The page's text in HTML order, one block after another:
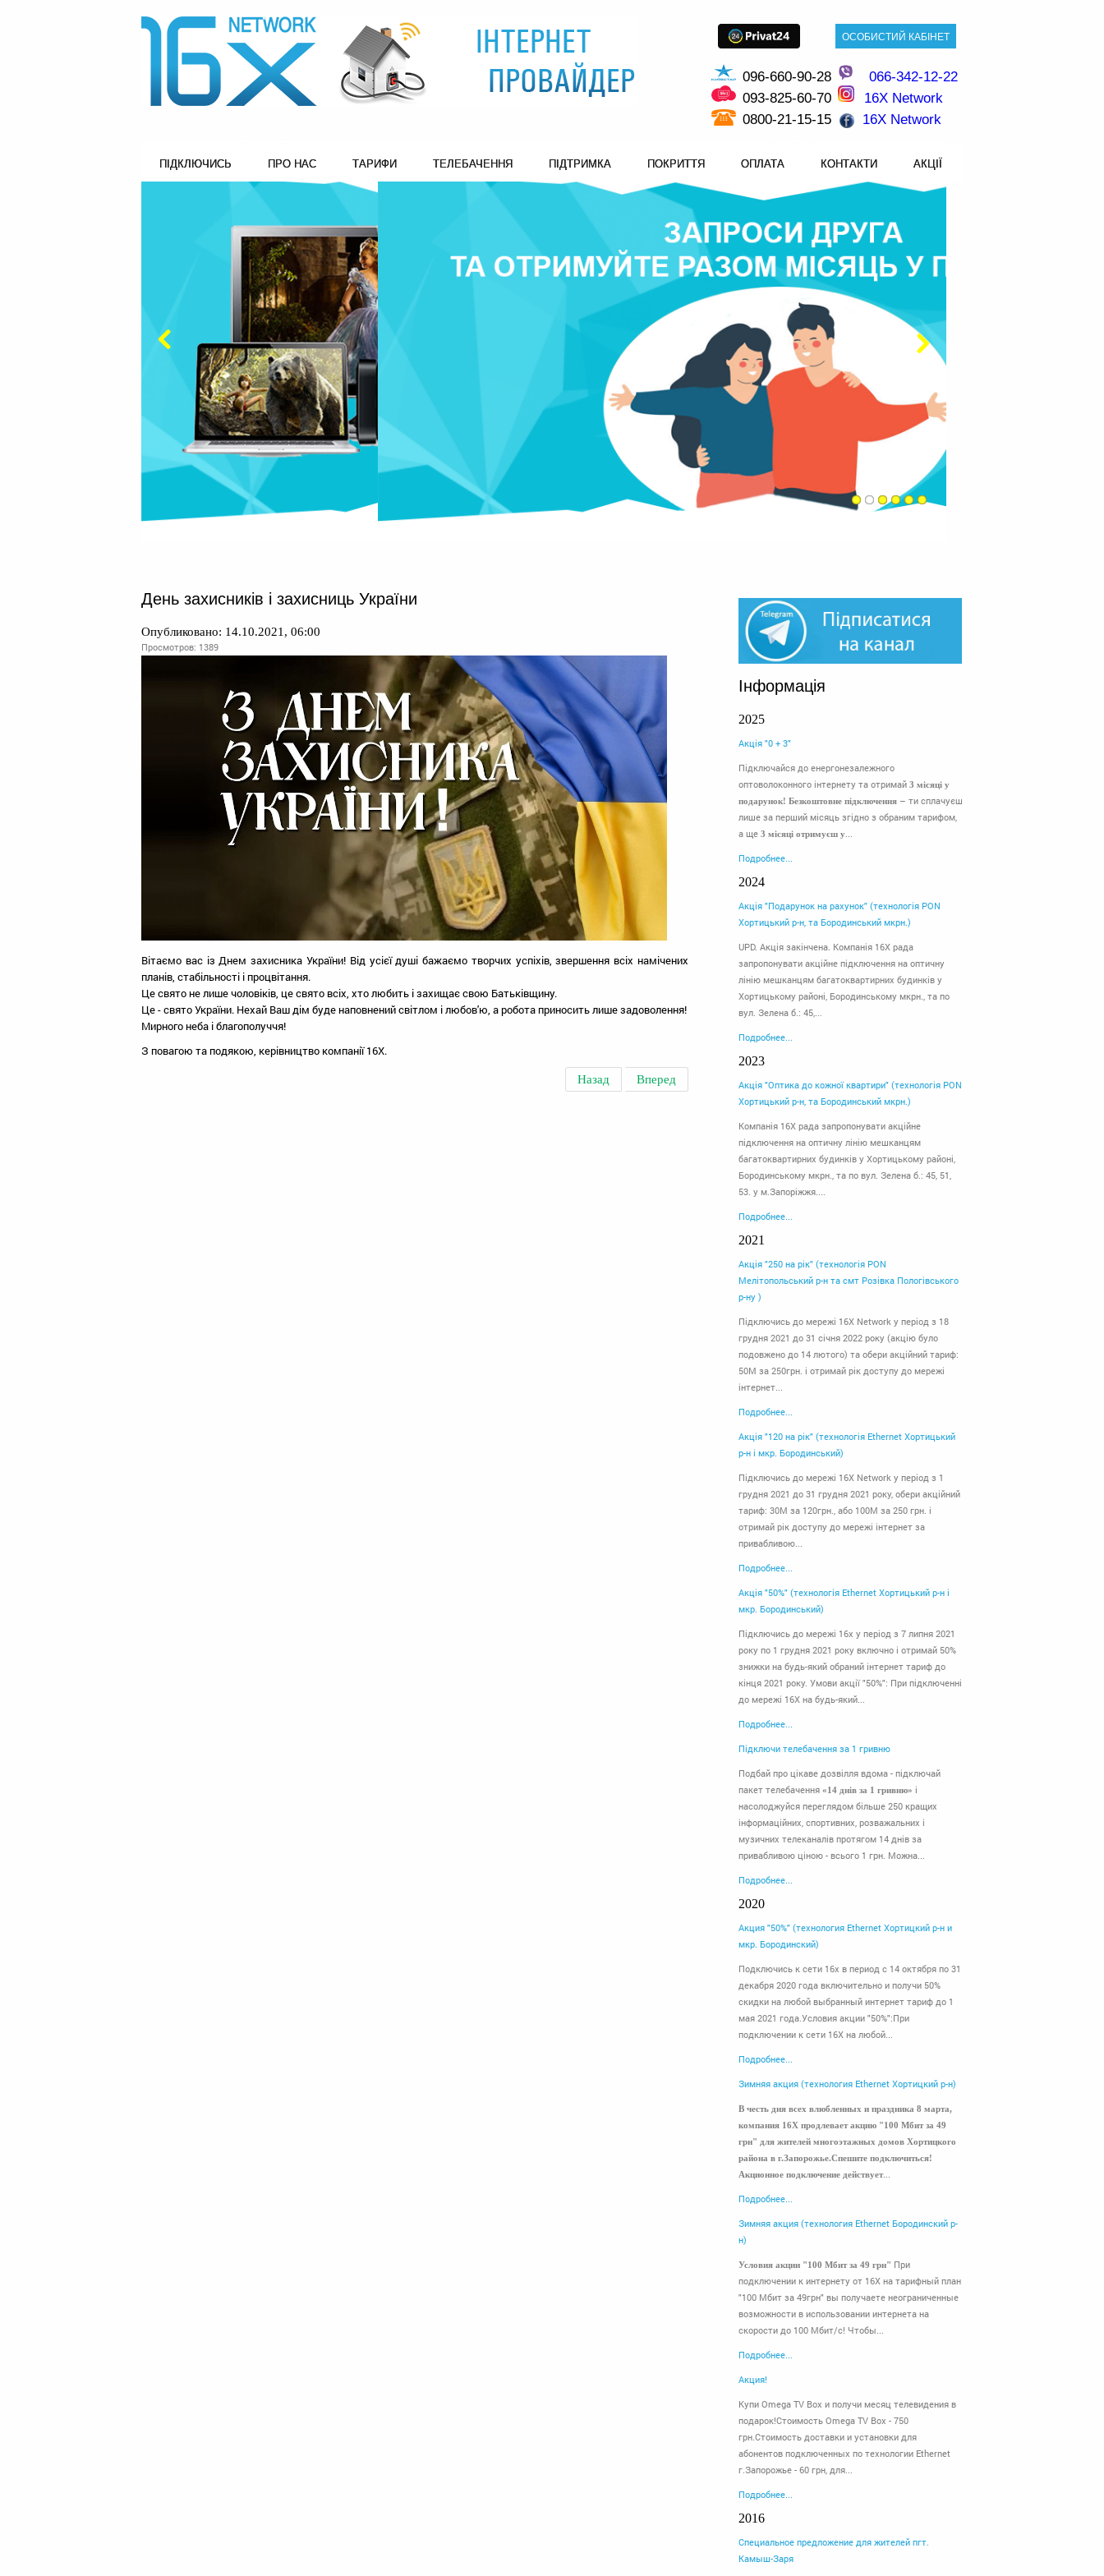
096-660-90-28
066-342-12-22
093-825-60-70
16X Network
0800-21-15-15
16X Network
ПІДКЛЮЧИСЬ ПРО НАС ТАРИФИ ТЕЛЕБАЧЕННЯ ПІДТРИМКА ПОКРИТТЯ ОПЛАТА КОНТАКТИ АКЦІЇ
День захисників і захисниць України
Опубликовано: 14.10.2021, 06:00
Просмотров: 1389
Вітаємо вас із Днем захисника України! Від усієї душі бажаємо творчих успіхів, звершення всіх намічених
планів, стабільності і процвітання.
Це свято не лише чоловіків, це свято всіх, хто любить і захищає свою Батьківщину.
Це - свято України. Нехай Ваш дім буде наповнений світлом і любов'ю, а робота приносить лише задоволення!
Мирного неба і благополуччя!
З повагою та подякою, керівництво компанії 16X.
Назад Вперед
Інформація
2025
Акція "0 + 3"
Підключайся до енергонезалежного
оптоволоконного інтернету та отримай 3 місяці у
подарунок! Безкоштовне підключення – ти сплачуєш
лише за перший місяць згідно з обраним тарифом,
а ще 3 місяці отримуєш у
Подробнее...
2024
Акція "Подарунок на рахунок" (технологія PON
Хортицький р-н, та Бородинський мкрн.)
UPD. Акція закінчена. Компанія 16Х рада
запропонувати акційне підключення на оптичну
лінію мешканцям багатоквартирних будинків у
Хортицькому районі, Бородинському мкрн., та по
вул. Зелена б.: 45,...
Подробнее...
2023
Акція "Оптика до кожної квартири" (технологія PON
Хортицький р-н, та Бородинський мкрн.)
Компанія 16Х рада запропонувати акційне
підключення на оптичну лінію мешканцям
багатоквартирних будинків у Хортицькому районі,
Бородинському мкрн., та по вул. Зелена б.: 45, 51,
53. у м.Запоріжжя....
Подробнее...
2021
Акція "250 на рік" (технологія PON
Мелітопольський р-н та смт Розівка Пологівського
р-ну )
Підключись до мережі 16X Network у період з 18
грудня 2021 до 31 січня 2022 року (акцію було
подовжено до 14 лютого) та обери акційний тариф:
50М за 250грн. і отримай рік доступу до мережі
інтернет...
Подробнее...
Акція "120 на рік" (технологія Ethernet Хортицький
р-н і мкр. Бородинський)
Підключись до мережі 16X Network у період з 1
грудня 2021 до 31 грудня 2021 року, обери акційний
тариф: 30М за 120грн., або 100М за 250 грн. і
отримай рік доступу до мережі інтернет за
привабливою...
Подробнее...
Акція "50%" (технологія Ethernet Хортицький р-н і
мкр. Бородинський)
Підключись до мережі 16x у період з 7 липня 2021
року по 1 грудня 2021 року включно і отримай 50%
знижки на будь-який обраний інтернет тариф до
кінця 2021 року. Умови акції "50%": При підключенні
до мережі 16Х на будь-який...
Подробнее...
Підключи телебачення за 1 гривню
Подбай про цікаве дозвілля вдома - підключай
пакет телебачення «14 днів за 1 гривню» і
насолоджуйся переглядом більше 250 кращих
інформаційних, спортивних, розважальних і
музичних телеканалів протягом 14 днів за
привабливою ціною - всього 1 грн. Можна...
Подробнее...
2020
Акция "50%" (технология Ethernet Хортицкий р-н и
мкр. Бородинский)
Подключись к сети 16x в период с 14 октября по 31
декабря 2020 года включительно и получи 50%
скидки на любой выбранный интернет тариф до 1
мая 2021 года.Условия акции "50%":При
подключении к сети 16Х на любой...
Подробнее...
Зимняя акция (технология Ethernet Хортицкий р-н)
В честь дня всех влюбленных и праздника 8 марта,
компания 16Х продлевает акцию "100 Мбит за 49
грн" для жителей многоэтажных домов Хортицкого
района в г.Запорожье.Спешите подключиться!
Акционное подключение действует...
Подробнее...
Зимняя акция (технология Ethernet Бородинский р-
н)
Условия акции "100 Мбит за 49 грн" При
подключении к интернету от 16Х на тарифный план
"100 Мбит за 49грн" вы получаете неограниченные
возможности в использовании интернета на
скорости до 100 Мбит/с! Чтобы...
Подробнее...
Акция!
Купи Omega TV Box и получи месяц телевидения в
подарок!Стоимость Omega TV Box - 750
грн.Стоимость доставки и установки для
абонентов подключенных по технологии Ethernet
г.Запорожье - 60 грн, для...
Подробнее...
2016
Специальное предложение для жителей пгт.
Камыш-Заря